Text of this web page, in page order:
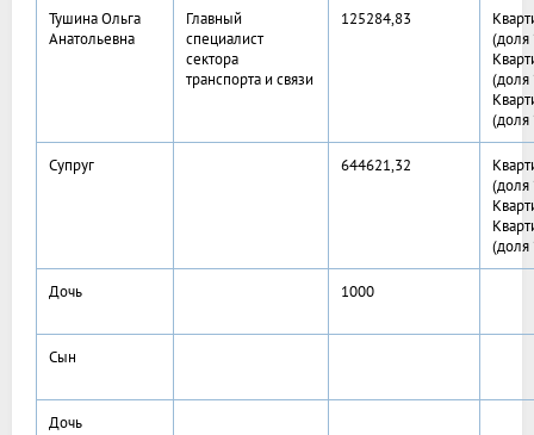
Тушина Ольга
Анатольевна
Главный
специалист
сектора
транспорта и связи
125284,83
Супруг 644621,32
Дочь 1000
Сын
Дочь